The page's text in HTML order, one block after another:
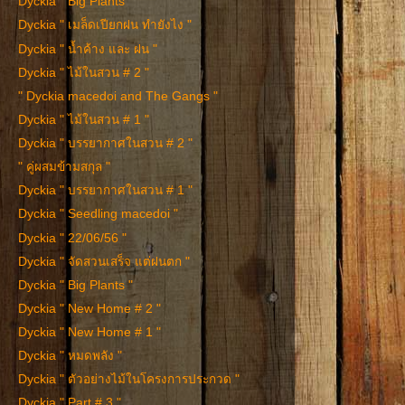
Dyckia " เมล็ดเปียกฝน ทำยังไง "
Dyckia " น้ำค้าง และ ฝน "
Dyckia " ไม้ในสวน # 2 "
" Dyckia macedoi and The Gangs "
Dyckia " ไม้ในสวน # 1 "
Dyckia " บรรยากาศในสวน # 2 "
" คู่ผสมข้ามสกุล "
Dyckia " บรรยากาศในสวน # 1 "
Dyckia " Seedling macedoi "
Dyckia " 22/06/56 "
Dyckia " จัดสวนเสร็จ แต่ฝนตก "
Dyckia " Big Plants "
Dyckia " New Home # 2 "
Dyckia " New Home # 1 "
Dyckia " หมดพลัง "
Dyckia " ตัวอย่างไม้ในโครงการประกวด "